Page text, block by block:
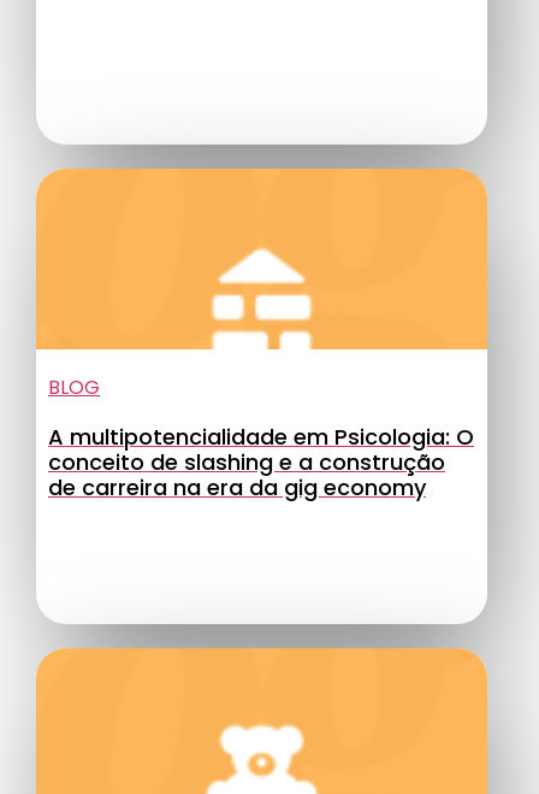
BLOG
A multipotencialidade em Psicologia: O
conceito de slashing e a construção
de carreira na era da gig economy